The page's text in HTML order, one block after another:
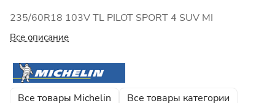
235/60R18 103V TL PILOT SPORT 4 SUV MI
Все описание
Все товары Michelin Все товары категории